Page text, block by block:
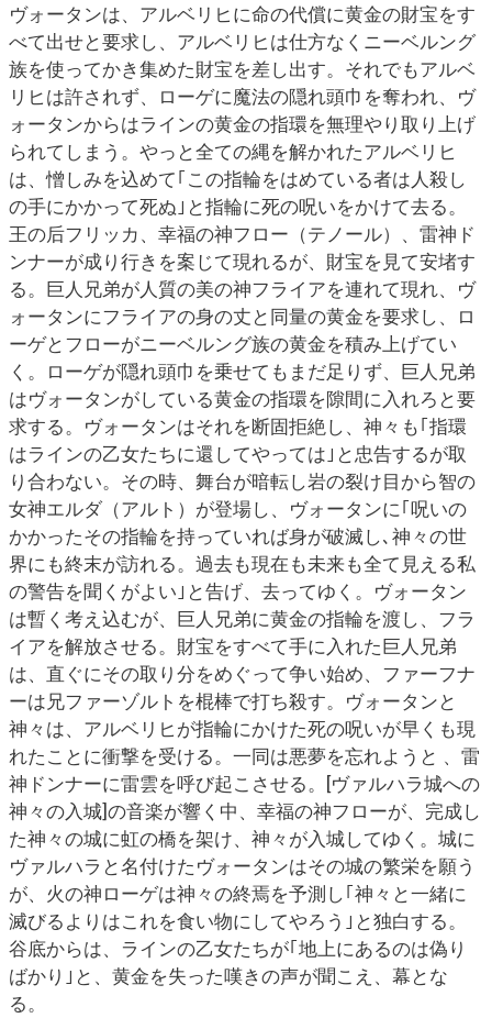
ヴォータンは、アルベリヒに命の代償に黄金の財宝をす
べて出せと要求し、アルベリヒは仕方なくニーベルング
族を使ってかき集めた財宝を差し出す。それでもアルベ
リヒは許されず、ローゲに魔法の隠れ頭巾を奪われ、ヴ
ォータンからはラインの黄金の指環を無理やり取り上げ
られてしまう。やっと全ての縄を解かれたアルベリヒ
は、憎しみを込めて｢この指輪をはめている者は人殺し
の手にかかって死ぬ｣と指輪に死の呪いをかけて去る。
王の后フリッカ、幸福の神フロー（テノール）、雷神ド
ンナーが成り行きを案じて現れるが、財宝を見て安堵す
る。巨人兄弟が人質の美の神フライアを連れて現れ、ヴ
ォータンにフライアの身の丈と同量の黄金を要求し、ロ
ーゲとフローがニーベルング族の黄金を積み上げてい
く。ローゲが隠れ頭巾を乗せてもまだ足りず、巨人兄弟
はヴォータンがしている黄金の指環を隙間に入れろと要
求する。ヴォータンはそれを断固拒絶し、神々も｢指環
はラインの乙女たちに還してやっては｣と忠告するが取
り合わない。その時、舞台が暗転し岩の裂け目から智の
女神エルダ（アルト）が登場し、ヴォータンに｢呪いの
かかったその指輪を持っていれば身が破滅し､神々の世
界にも終末が訪れる。過去も現在も未来も全て見える私
の警告を聞くがよい｣と告げ、去ってゆく。ヴォータン
は暫く考え込むが、巨人兄弟に黄金の指輪を渡し、フラ
イアを解放させる。財宝をすべて手に入れた巨人兄弟
は、直ぐにその取り分をめぐって争い始め、ファーフナ
ーは兄ファーゾルトを棍棒で打ち殺す。ヴォータンと
神々は、アルベリヒが指輪にかけた死の呪いが早くも現
れたことに衝撃を受ける。一同は悪夢を忘れようと 、雷
神ドンナーに雷雲を呼び起こさせる。[ヴァルハラ城への
神々の入城]の音楽が響く中、幸福の神フローが、完成し
た神々の城に虹の橋を架け、神々が入城してゆく。城に
ヴァルハラと名付けたヴォータンはその城の繁栄を願う
が、火の神ローゲは神々の終焉を予測し｢神々と一緒に
滅びるよりはこれを食い物にしてやろう｣と独白する。
谷底からは、ラインの乙女たちが｢地上にあるのは偽り
ばかり｣と、黄金を失った嘆きの声が聞こえ、幕とな
る。